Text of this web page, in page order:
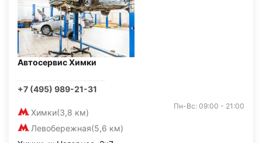
Автосервис Химки
+7 (495) 989-21-31
Химки(3,8 км)
Левобережная(5,6 км)
Пн-Вс: 09:00 - 21:00